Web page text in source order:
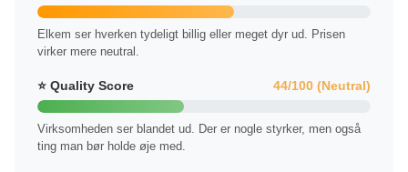
Elkem ser hverken tydeligt billig eller meget dyr ud. Prisen
virker mere neutral.
⭐ Quality Score 44/100 (Neutral)
Virksomheden ser blandet ud. Der er nogle styrker, men også
ting man bør holde øje med.